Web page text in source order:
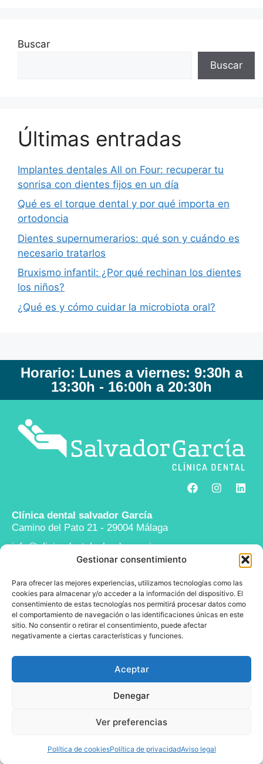
Gestionar consentimiento
Para ofrecer las mejores experiencias, utilizamos tecnologías como las
cookies para almacenar y/o acceder a la información del dispositivo. El
consentimiento de estas tecnologías nos permitirá procesar datos como
el comportamiento de navegación o las identificaciones únicas en este
sitio. No consentir o retirar el consentimiento, puede afectar
negativamente a ciertas características y funciones.
Aceptar
Denegar
Ver preferencias
Política de cookiesPolítica de privacidadAviso legal
Buscar
Buscar
Últimas entradas
Implantes dentales All on Four: recuperar tu
sonrisa con dientes fijos en un día
Qué es el torque dental y por qué importa en
ortodoncia
Dientes supernumerarios: qué son y cuándo es
necesario tratarlos
Bruxismo infantil: ¿Por qué rechinan los dientes
los niños?
¿Qué es y cómo cuidar la microbiota oral?
Horario: Lunes a viernes: 9:30h a
13:30h - 16:00h a 20:30h
Clínica dental salvador García
Camino del Pato 21 - 29004 Málaga
info@clinicadentalsalvadorgarcia.com
Legal
Aviso legal
Política de privacidad
Política de cookies